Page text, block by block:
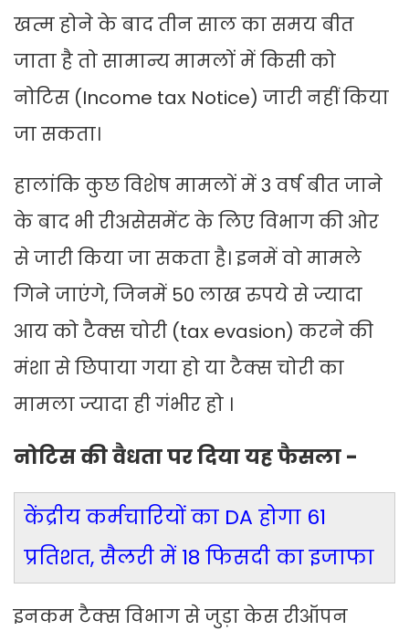
खत्म होने के बाद तीन साल का समय बीत
जाता है तो सामान्य मामलों में किसी को
नोटिस (Income tax Notice) जारी नहीं किया
जा सकता।
हालांकि कुछ विशेष मामलों में 3 वर्ष बीत जाने
के बाद भी रीअसेसमेंट के लिए विभाग की ओर
से जारी किया जा सकता है। इनमें वो मामले
गिने जाएंगे, जिनमें 50 लाख रुपये से ज्यादा
आय को टैक्स चोरी (tax evasion) करने की
मंशा से छिपाया गया हो या टैक्स चोरी का
मामला ज्यादा ही गंभीर हो ।
नोटिस की वैधता पर दिया यह फैसला -
केंद्रीय कर्मचारियों का DA होगा 61
प्रतिशत, सैलरी में 18 फिसदी का इजाफा
इनकम टैक्स विभाग से जुड़ा केस रीऑपन